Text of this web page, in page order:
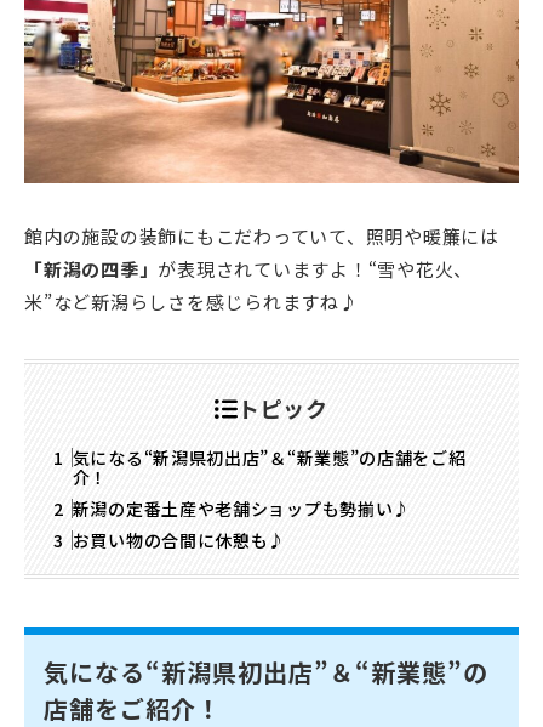
館内の施設の装飾にもこだわっていて、照明や暖簾には
「新潟の四季」 が表現されていますよ！“雪や花火、
米”など新潟らしさを感じられますね♪
トピック
気になる“新潟県初出店”＆“新業態”の店舗をご紹
介！
新潟の定番土産や老舗ショップも勢揃い♪
お買い物の合間に休憩も♪
気になる“新潟県初出店”＆“新業態”の
店舗をご紹介！